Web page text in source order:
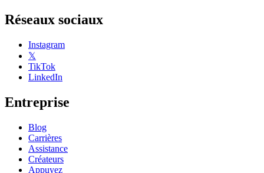
Réseaux sociaux
Instagram
𝕏
TikTok
LinkedIn
Entreprise
Blog
Carrières
Assistance
Créateurs
Appuyez